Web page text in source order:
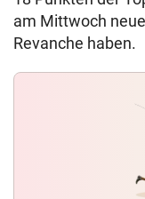
am Mittwoch
Revanche haben.